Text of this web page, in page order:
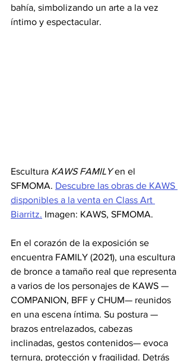
bahía, simbolizando un arte a la vez
íntimo y espectacular.
Escultura KAWS FAMILY en el
SFMOMA. Descubre las obras de KAWS
disponibles a la venta en Class Art
Biarritz. Imagen: KAWS, SFMOMA.
En el corazón de la exposición se
encuentra FAMILY (2021), una escultura
de bronce a tamaño real que representa
a varios de los personajes de KAWS —
COMPANION, BFF y CHUM— reunidos
en una escena íntima. Su postura —
brazos entrelazados, cabezas
inclinadas, gestos contenidos— evoca
ternura, protección y fragilidad. Detrás